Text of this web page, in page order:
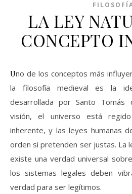
LA LEY
CONCEPTO
Uno de los conceptos más influyentes que emergieron de
la filosofía medieval es la
desarrollada por Santo Tomás
visión, el universo está
inherente, y las leyes humanas
orden si pretenden ser justas. La
existe una verdad universal
los sistemas legales deben
verdad para ser legítimos.